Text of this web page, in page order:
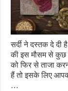
सर्दी ने दस्तक दे
की इस मौसम से कुछ
को फिर से ताजा
हैं तो इसके लिए
…